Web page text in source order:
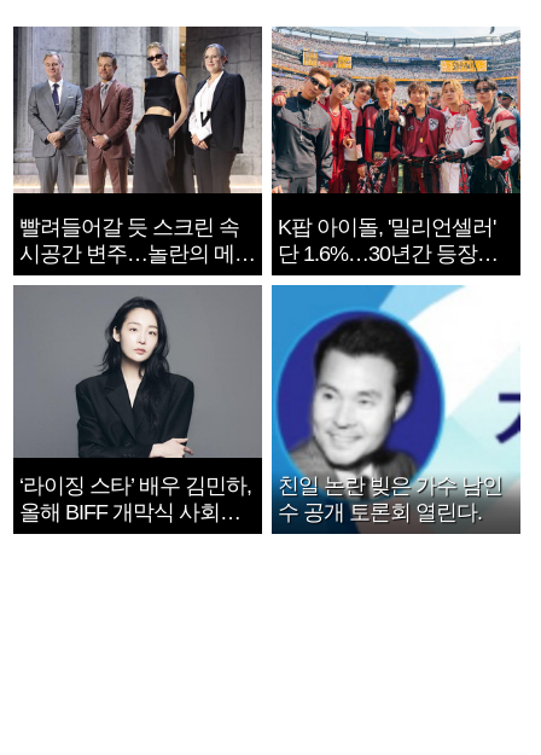
빨려들어갈 듯 스크린 속
시공간 변주…놀란의 메시
지는 ‘전쟁 속죄’
K팝 아이돌, '밀리언셀러'
단 1.6%…30년간 등장
1182개팀 전수조사
‘라이징 스타’ 배우 김민하,
올해 BIFF 개막식 사회자
확정
친일 논란 빚은 가수 남인
수 공개 토론회 열린다.